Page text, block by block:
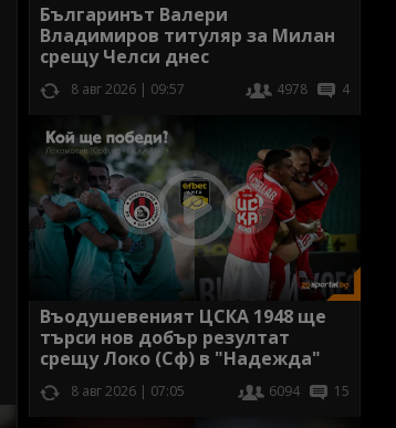
Българинът Валери
Владимиров титуляр за Милан
срещу Челси днес
8 авг 2026 | 09:57 4978 4
Въодушевеният ЦСКА 1948 ще
търси нов добър резултат
срещу Локо (Сф) в "Надежда"
8 авг 2026 | 07:05 6094 15